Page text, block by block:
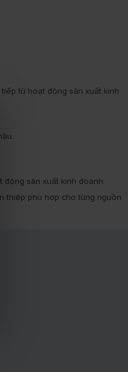
từ hoạt động sản xuất kinh
động sản xuất kinh doanh.
thiệp phù hợp cho từng nguồn